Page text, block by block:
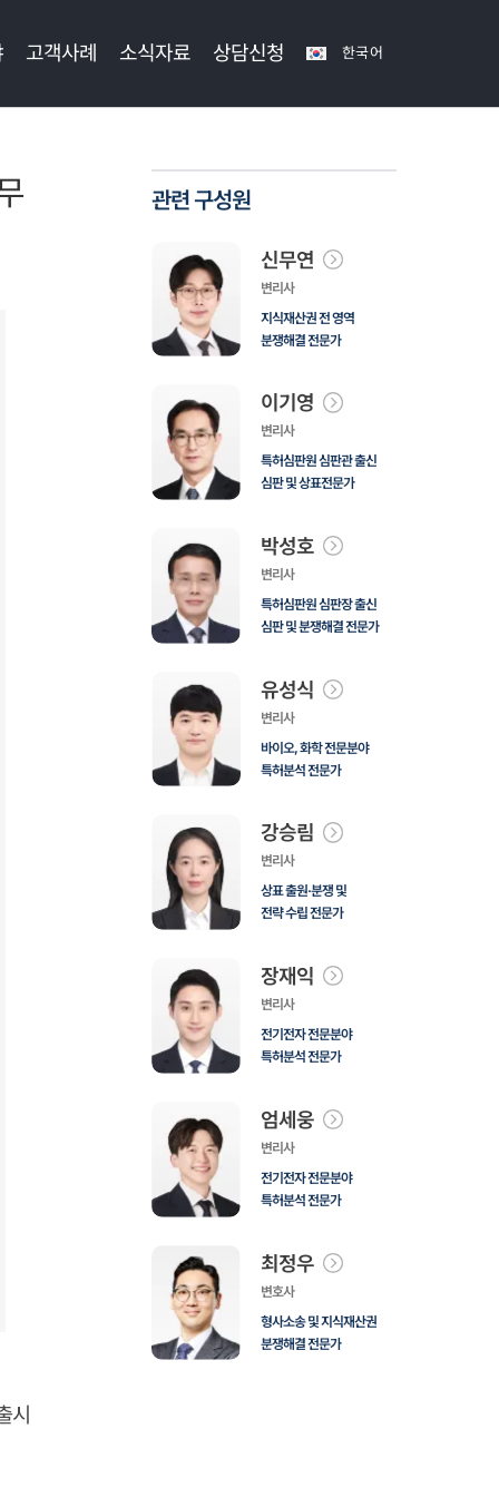
고객사례 소식자료 상담신청 한국어
시
관련 구성원
신무연
변리사
지식재산권 전 영역
분쟁해결 전문가
이기영
변리사
특허심판원 심판관 출신
심판 및 상표전문가
박성호
변리사
특허심판원 심판장 출신
심판 및 분쟁해결 전문가
유성식
변리사
바이오, 화학 전문분야
특허분석 전문가
강승림
변리사
상표 출원·분쟁 및
전략 수립 전문가
장재익
변리사
전기전자 전문분야
특허분석 전문가
엄세웅
변리사
전기전자 전문분야
특허분석 전문가
최정우
변호사
형사소송 및 지식재산권
분쟁해결 전문가